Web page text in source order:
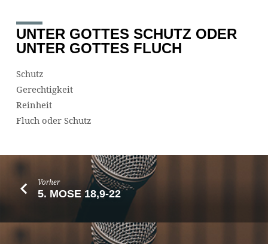
UNTER GOTTES SCHUTZ ODER
UNTER GOTTES FLUCH
Schutz
Gerechtigkeit
Reinheit
Fluch oder Schutz
Vorher
5. MOSE 18,9-22